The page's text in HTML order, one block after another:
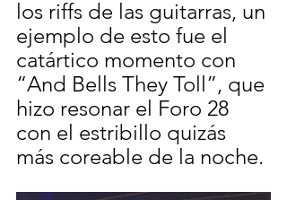
los riffs de las guitarras, un
ejemplo de esto fue el
catártico momento con
“And Bells They Toll”, que
hizo resonar el Foro 28
con el estribillo quizás
más coreable de la noche.